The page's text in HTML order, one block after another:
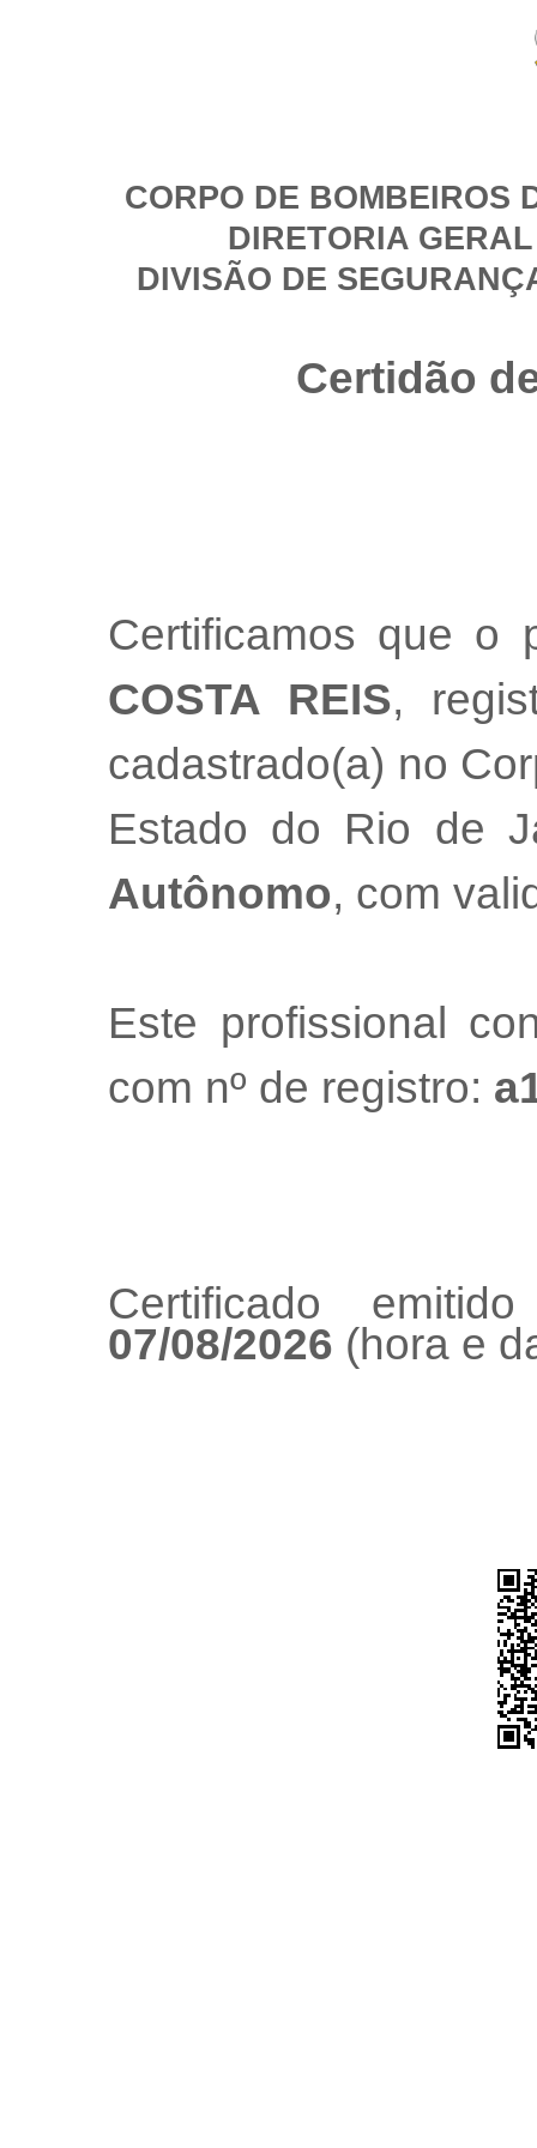
CORPO DE BOMBEIROS
DIRETORIA
DIVISÃO DE
Certidão
Certificamos que o
COSTA REIS,
cadastrado(a) no
Estado do Rio de
Autônomo, com
Este profissional
com nº de registro:
Certificado
07/08/2026 (hora e